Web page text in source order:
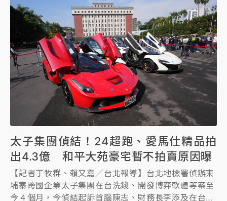
人緩起訴，都是工程師。獲不起訴1人，是雪茄館老闆
陳韋翔；通緝3人，其中包括天旭公司負責人、新加坡
籍的楊星發。
北檢認定太子集團洗錢107億元，對陳志求處洗錢1罪、
賭博1罪法定刑最高刑度，最重可判13年；對李添求刑
20年以上、陳秀玲18年、在押的辜淑雯16年。至於已
查扣的和平大苑11戶豪宅等價值55億元不法資產，其中
愛馬仕包、球鞋等精品及雪茄，北檢已於2月3日委託執
行署拍賣得款170萬元；法拉利「馬王」等24輛豪車也
於3月2日拍定，進帳4億3662萬元。
太子集團偵結！24超跑、愛馬仕精品拍
出4.3億 和平大苑豪宅暫不拍賣原因曝
【記者丁牧群、賴又嘉／台北報導】台北地檢署偵辦柬
埔寨跨國企業太子集團在台洗錢、開發博弈軟體等案至
今４個月，今偵結起訴首腦陳志、財務長李添及在台成